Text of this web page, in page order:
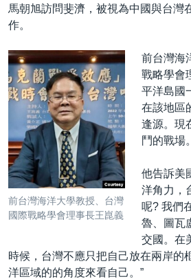
馬朝旭訪問斐濟，被視為中國與台灣
作。
前台灣海洋大學教授、台灣
國際戰略學會理事長王崑義
前台灣海
戰略學會
平洋島國
在該地區
逢源。現
鬥的戰場。
他告訴美
洋角力，
呢? 我們
魯、圖瓦
交國。在
時候，台灣不應只把自己放在兩岸的
洋區域的的角度來看自己。”